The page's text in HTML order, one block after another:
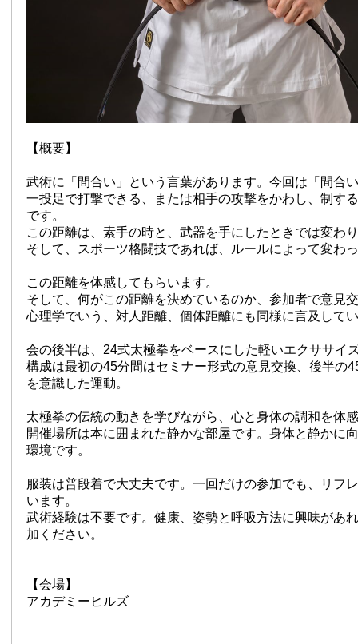
【概要】
武術に「間合い」という言葉があります。今回は「間合
一投足で打撃できる、または相手の攻撃をかわし、制す
です。
この距離は、素手の時と、武器を手にしたときでは変わ
そして、スポーツ格闘技であれば、ルールによって変わ
この距離を体感してもらいます。
そして、何がこの距離を決めているのか、参加者で意見
心理学でいう、対人距離、個体距離にも同様に言及して
会の後半は、24式太極拳をベースにした軽いエクササイ
構成は最初の45分間はセミナー形式の意見交換、後半の
を意識した運動。
太極拳の伝統の動きを学びながら、心と身体の調和を体
開催場所は本に囲まれた静かな部屋です。身体と静かに
環境です。
服装は普段着で大丈夫です。一回だけの参加でも、リフ
います。
武術経験は不要です。健康、姿勢と呼吸方法に興味があ
加ください。
【会場】
アカデミーヒルズ